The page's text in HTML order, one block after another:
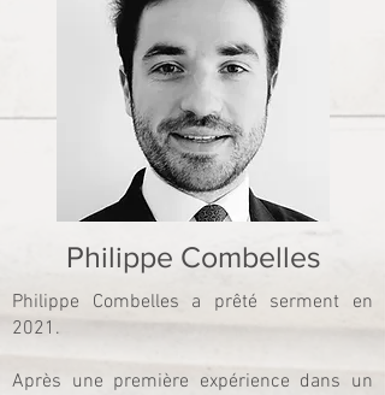
Philippe Combelles
Philippe Combelles a prêté serment en
2021.
Après une première expérience dans un